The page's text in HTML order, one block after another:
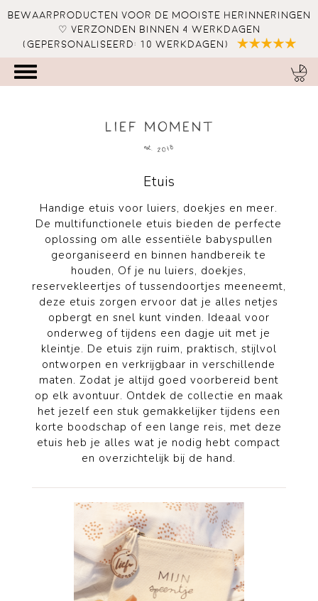
Bewaarproducten voor de mooiste herinneringen
♡ verzonden binnen 4 werkdagen
(gepersonaliseerd: 10 werkdagen)
Etuis
Handige etuis voor luiers, doekjes en meer.
De multifunctionele etuis bieden de perfecte
oplossing om alle essentiële babyspullen
georganiseerd en binnen handbereik te
houden, Of je nu luiers, doekjes,
reservekleertjes of tussendoortjes meeneemt,
deze etuis zorgen ervoor dat je alles netjes
opbergt en snel kunt vinden. Ideaal voor
onderweg of tijdens een dagje uit met je
kleintje. De etuis zijn ruim, praktisch, stijlvol
ontworpen en verkrijgbaar in verschillende
maten. Zodat je altijd goed voorbereid bent
op elk avontuur. Ontdek de collectie en maak
het jezelf een stuk gemakkelijker tijdens een
korte boodschap of een lange reis, met deze
etuis heb je alles wat je nodig hebt compact
en overzichtelijk bij de hand.